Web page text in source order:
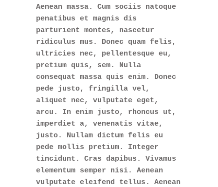
Aenean massa. Cum sociis natoque
penatibus et magnis dis
parturient montes, nascetur
ridiculus mus. Donec quam felis,
ultricies nec, pellentesque eu,
pretium quis, sem. Nulla
consequat massa quis enim. Donec
pede justo, fringilla vel,
aliquet nec, vulputate eget,
arcu. In enim justo, rhoncus ut,
imperdiet a, venenatis vitae,
justo. Nullam dictum felis eu
pede mollis pretium. Integer
tincidunt. Cras dapibus. Vivamus
elementum semper nisi. Aenean
vulputate eleifend tellus. Aenean